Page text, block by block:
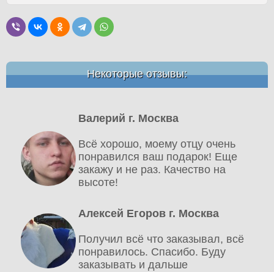
Некоторые отзывы:
Валерий г. Москва
Всё хорошо, моему отцу очень
понравился ваш подарок! Еще
закажу и не раз. Качество на
высоте!
Алексей Егоров г. Москва
Получил всё что заказывал, всё
понравилось. Спасибо. Буду
заказывать и дальше